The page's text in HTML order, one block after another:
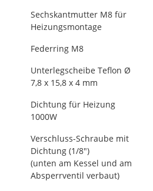
Sechskantmutter M8 für
Heizungsmontage
Federring M8
Unterlegscheibe Teflon Ø
7,8 x 15,8 x 4 mm
Dichtung für Heizung
1000W
Verschluss-Schraube mit
Dichtung (1/8")
(unten am Kessel und am
Absperrventil verbaut)